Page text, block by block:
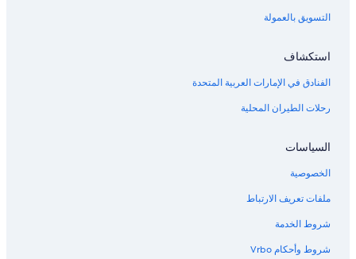
التسويق بالعمولة
استكشاف
الفنادق في الإمارات العربية المتحدة
رحلات الطيران المحلية
السياسات
الخصوصية
ملفات تعريف الارتباط
شروط الخدمة
شروط وأحكام Vrbo